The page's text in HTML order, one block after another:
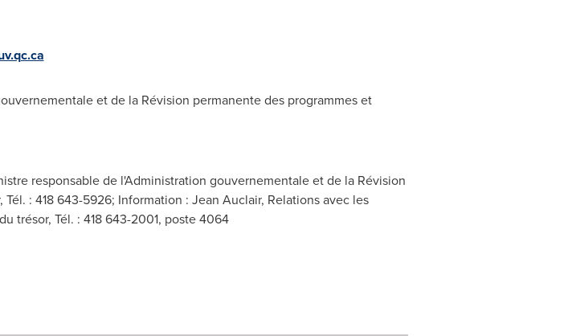
et de la Révision permanente des programmes et
responsable de l'Administration gouvernementale et de la Révision
: 418 643-5926; Information : Jean Auclair, Relations avec les
trésor, Tél. : 418 643-2001, poste 4064